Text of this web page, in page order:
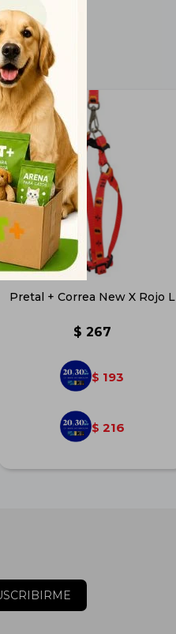
Pretal + Correa New X Rojo L
$ 267
$ 193
$ 216